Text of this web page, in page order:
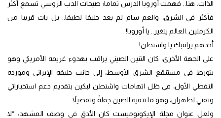
الذات. هنا.. فهمت أوروبا الدرس تماما؛ صيحات الدب الروسي تسمع أكثر
فأكثر في الشرق، والعم سام لم يعد حليفا لطيفا.. بل بات قريبا من
الكرملين..العالم يتغير.. يا أوروبا!
أحدهم يراقبك يا واشنطن!
على الجهة الأخرى، كان التنين الصيني يراقب بهدوء غريمه الأمريكي وهو
يتورط في مستنقع الشرق الأوسط، إلى جانب حليفه الإيراني ومورده
النفطي الأول، في ظل اتهامات واشنطن لبكين بتقديم دعم استخباراتي
وتقني لطهران، وهو ما تنفيه الصين جملةً وتفصيلاً.
ولعل عنوان مجلة الإيكونوميست كان الأدق في وصف المشهد: “لا